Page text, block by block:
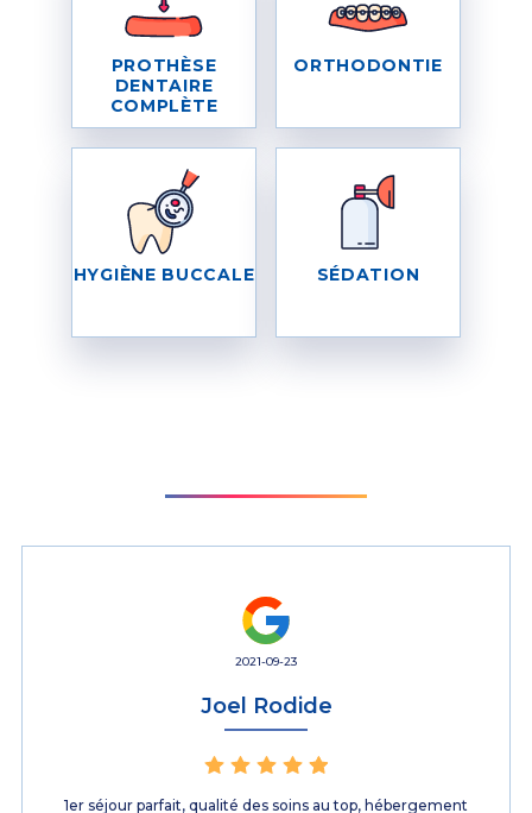
PROTHÈSE
DENTAIRE
COMPLÈTE
ORTHODONTIE
HYGIÈNE BUCCALE SÉDATION
2021-09-23
Joel Rodide
1er séjour parfait, qualité des soins au top, hébergement